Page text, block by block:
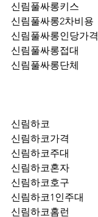
신림풀싸롱키스
신림풀싸롱2차비용
신림풀싸롱인당가격
신림풀싸롱접대
신림풀싸롱단체
신림하코
신림하코가격
신림하코주대
신림하코혼자
신림하코호구
신림하코1인주대
신림하코홈런